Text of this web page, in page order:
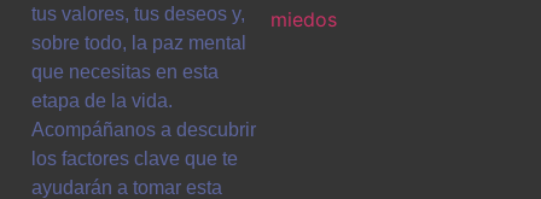
tus valores, tus deseos y,
sobre todo, la paz mental
que necesitas en esta
etapa de la vida.
Acompáñanos a descubrir
los factores clave que te
ayudarán a tomar esta